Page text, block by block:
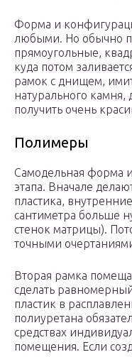
Форма и
любыми. Но обычно
прямоугольные,
куда потом
рамок с днищем,
натурального
получить очень
Полимеры
Самодельная форма
этапа. Вначале
пластика,
сантиметра больше
стенок матрицы).
точными
Вторая рамка
сделать
пластик в
полиуретана
средствах
помещения. Если